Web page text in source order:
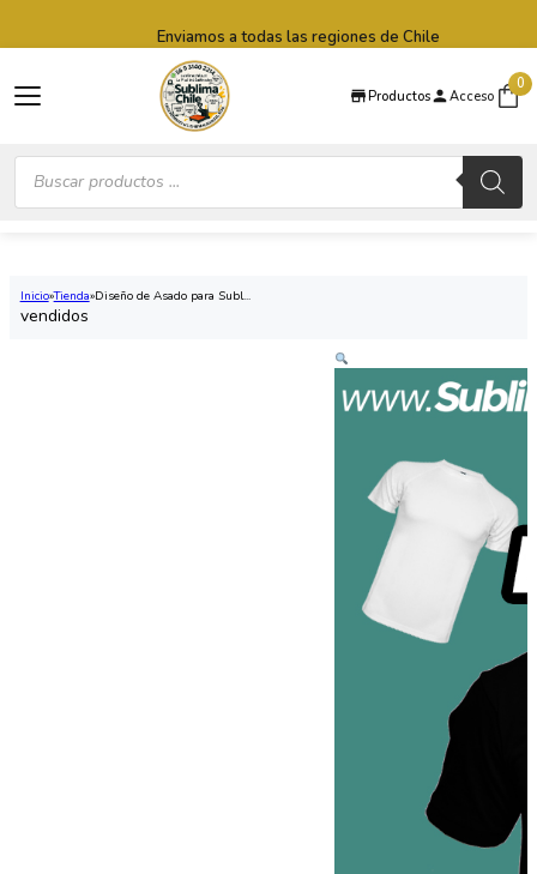
Productos Acceso
0
Búsqueda
productos
Enviamos a todas las regiones de Chile
Inicio Tienda Diseño de Asado para Subl...
vendidos